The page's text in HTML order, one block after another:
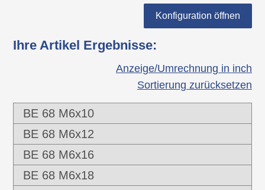
Konfiguration öffnen
Ihre Artikel Ergebnisse:
Anzeige/Umrechnung in inch
Sortierung zurücksetzen
BE 68 M6x10
BE 68 M6x12
BE 68 M6x16
BE 68 M6x18